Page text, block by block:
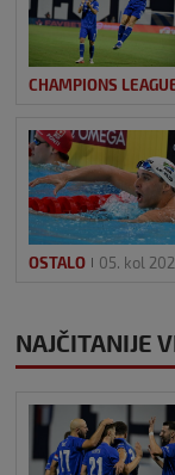
CHAMPIONS
OSTALO 05. kol
NAJČITANIJE